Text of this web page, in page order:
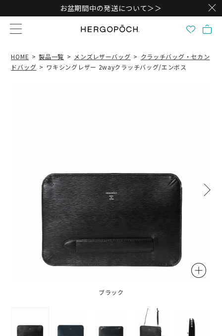
お盆期間中の発送について＞＞
HOME 製品一覧 メンズレザーバッグ
クラッチバッグ・セカン
ドバッグ
ワキシングレザー 2wayクラッチバッグ/エンボス
ブラック